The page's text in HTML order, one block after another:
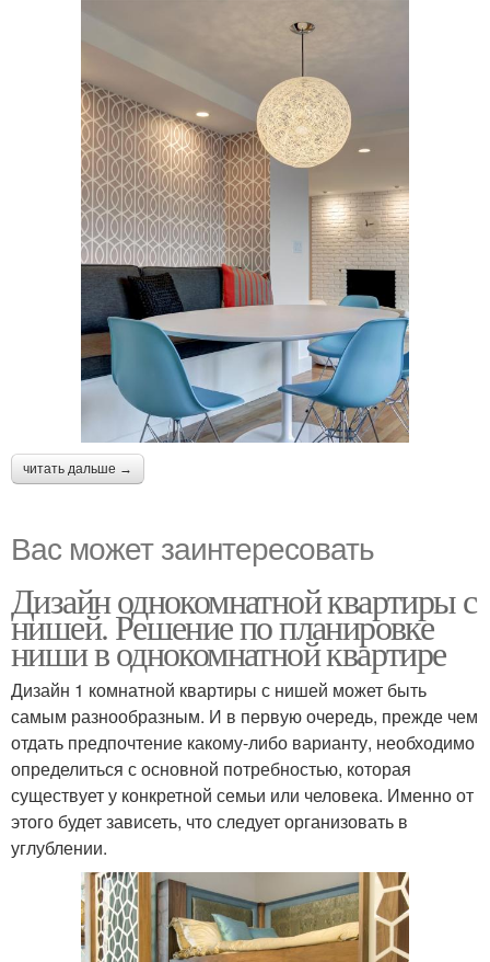
читать дальше →
Вас может заинтересовать
Дизайн однокомнатной квартиры с
нишей. Решение по планировке
ниши в однокомнатной квартире
Дизайн 1 комнатной квартиры с нишей может быть
самым разнообразным. И в первую очередь, прежде чем
отдать предпочтение какому-либо варианту, необходимо
определиться с основной потребностью, которая
существует у конкретной семьи или человека. Именно от
этого будет зависеть, что следует организовать в
углублении.